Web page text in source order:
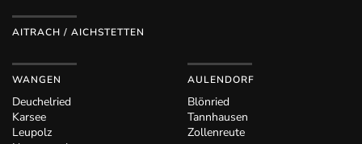
AITRACH / AICHSTETTEN
WANGEN
Deuchelried
Karsee
Leupolz
AULENDORF
Blönried
Tannhausen
Zollenreute